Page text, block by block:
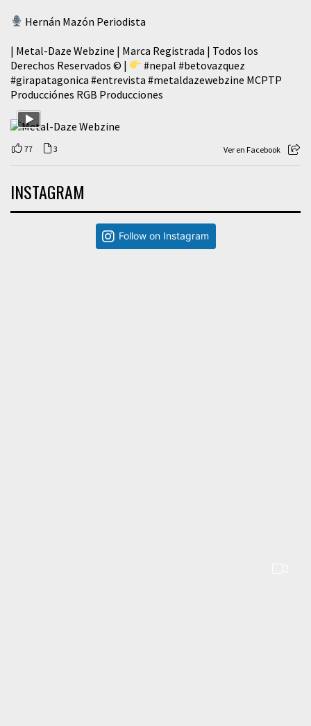
Hernán Mazón Periodista
| Metal-Daze Webzine | Marca Registrada | Todos los
Derechos Reservados © |
#nepal #betovazquez
#girapatagonica #entrevista #metaldazewebzine MCPTP
Producciónes RGB Producciones
77 3 Ver en Facebook
INSTAGRAM
Follow on Instagram